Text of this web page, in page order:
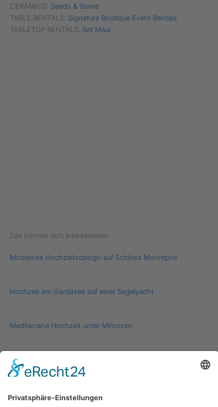
CERAMICS: Seeds & Stone
TABLE RENTALS: Signature Boutique Event Rentals
TABLETOP RENTALS: Set Maui
Das könnte dich interessieren:
Modernes Hochzeitsdesign auf Schloss Monrepos
Hochzeit am Gardasee auf einer Segelyacht
Mediterrane Hochzeit unter Mimosen
Impressum
Werbung
Einsendung